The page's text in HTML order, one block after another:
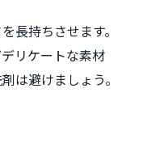
長持ちさせます。
リケートな素材
は避けましょう。